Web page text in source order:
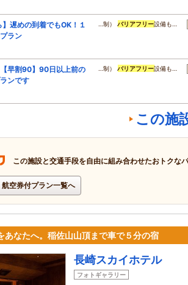
遅めの到着でもOK！１
ラン
…制）バリアフリー設備も…
【早割90】90日以上前の
ンです
…制）バリアフリー設備も…
この施
この施設と交通手段を自由に組み合わせたおトクな
航空券付プラン一覧へ
あなたへ。稲佐山山頂まで車で５分の宿
長崎スカイホテル
フォトギャラリー